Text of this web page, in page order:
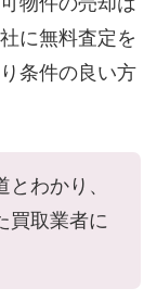
に無料査定を
条件の良い方
わかり、
買取業者に